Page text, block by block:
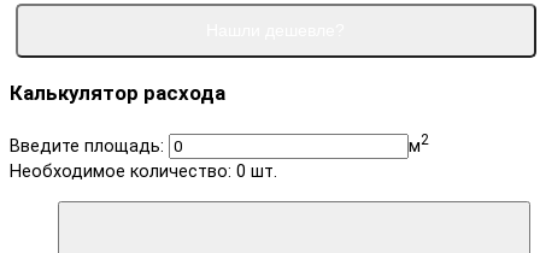
Калькулятор расхода
Введите площадь: м2
Необходимое количество: 0 шт.